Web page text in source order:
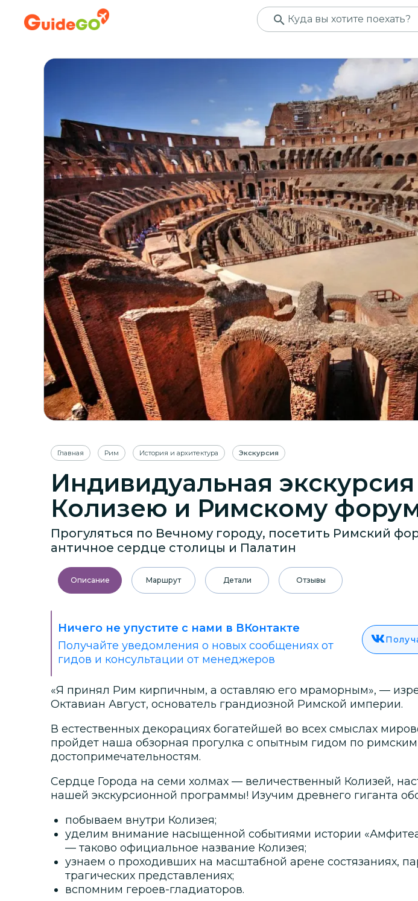
Главная Рим История и архитектура Экскурсия
Индивидуальная
Колизею и Римскому
Прогуляться по Вечному городу, посетить Римский
античное сердце столицы и Палатин
Описание Маршрут Детали Отзывы
Ничего не упустите с нами в ВКонтакте
Получайте уведомления о новых сообщениях от
гидов и консультации от менеджеров
«Я принял Рим кирпичным, а оставляю его мраморным», —
Октавиан Август, основатель грандиозной Римской империи.
В естественных декорациях богатейшей во всех смыслах
пройдет наша обзорная прогулка с опытным гидом по римским
достопримечательностям.
Сердце Города на семи холмах — величественный Колизей,
нашей экскурсионной программы! Изучим древнего гиганта
побываем внутри Колизея;
уделим внимание насыщенной событиями истории
— таково официальное название Колизея;
узнаем о проходивших на масштабной арене состязаниях,
трагических представлениях;
вспомним героев-гладиаторов.